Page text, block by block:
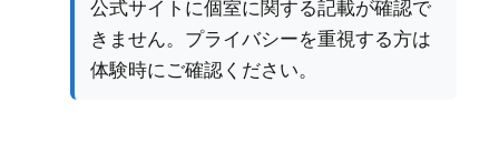
公式サイトに個室に関する記載が確認で
きません。プライバシーを重視する方は
体験時にご確認ください。